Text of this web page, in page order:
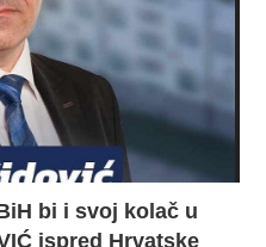
bi i svoj kolač u
ispred Hrvatske